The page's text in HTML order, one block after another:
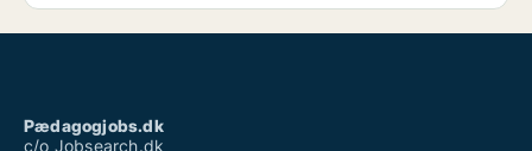
Pædagogjobs.dk
c/o Jobsearch.dk